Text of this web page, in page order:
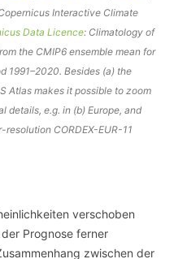
Interactive Climate
Data Licence: Climatology of
the CMIP6 ensemble mean for
1991–2020. Besides (a) the
Atlas makes it possible to zoom
details, e.g. in (b) Europe, and
CORDEX-EUR-11
verschoben
Prognose ferner
zwischen der